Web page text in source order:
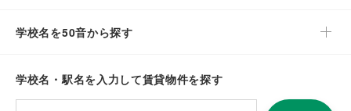
学校名を50音から探す
学校名・駅名を入力して賃貸物件を探す